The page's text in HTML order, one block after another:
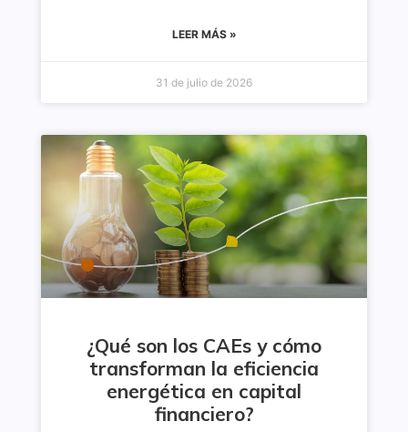
LEER MÁS »
31 de julio de 2026
¿Qué son los CAEs y cómo
transforman la eficiencia
energética en capital
financiero?